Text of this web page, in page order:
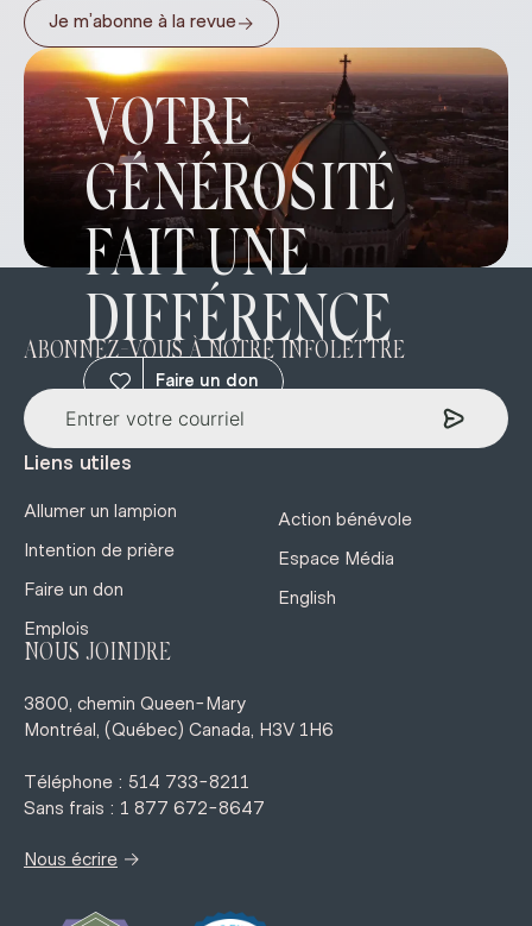
Je m’abonne à la revue→
VOTRE
GÉNÉROSITÉ
FAIT UNE
DIFFÉRENCE
Faire un don
ABONNEZ-VOUS À NOTRE INFOLETTRE
Liens utiles
Allumer un lampion
Intention de prière
Faire un don
Emplois
Action bénévole
Espace Média
English
NOUS JOINDRE
3800, chemin Queen-Mary
Montréal, (Québec) Canada, H3V 1H6
Téléphone : 514 733-8211
Sans frais : 1 877 672-8647
Nous écrire →